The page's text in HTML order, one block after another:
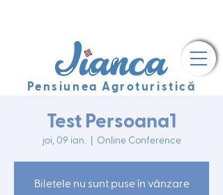
Pensiunea Agroturistică
Test Persoana1
joi, 09 ian. Online Conference
Biletele nu sunt puse în vânzare